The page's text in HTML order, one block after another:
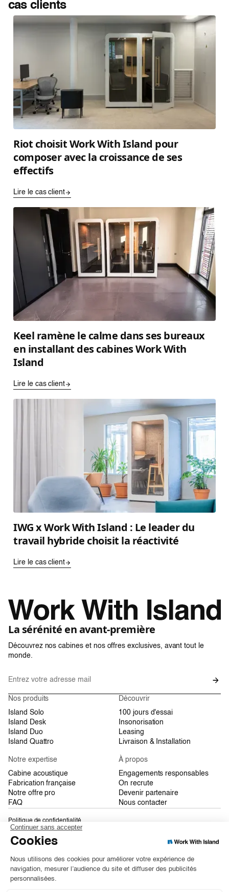
cas clients
Riot choisit Work With Island pour
composer avec la croissance de ses
effectifs
Lire le cas client
Keel ramène le calme dans ses bureaux
en installant des cabines Work With
Island
Lire le cas client
IWG x Work With Island : Le leader du
travail hybride choisit la réactivité
Lire le cas client
La sérénité en avant-première
Découvrez nos cabines et nos offres exclusives, avant tout le
monde.
Nos produits
Island Solo
Island Desk
Island Duo
Island Quattro
Découvrir
100 jours d'essai
Insonorisation
Leasing
Livraison & Installation
Notre expertise
Cabine acoustique
Fabrication française
Notre offre pro
FAQ
À propos
Engagements responsables
On recrute
Devenir partenaire
Nous contacter
Politique de confidentialité
Conditions Générales de Vente
Plan du site